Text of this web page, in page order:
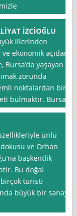
İZCİOĞLU
illerinden
ekonomik açıdan
yaşayan
zorunda
noktalardan biri
bulmaktır. Bursa
ünlü
ve Orhan
başkentlik
Bu doğal
turisti
büyük bir sanayi